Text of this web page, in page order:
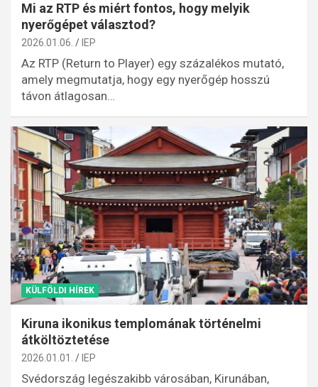
Mi az RTP és miért fontos, hogy melyik
nyerőgépet választod?
2026.01.06. IEP
Az RTP (Return to Player) egy százalékos mutató,
amely megmutatja, hogy egy nyerőgép hosszú
távon átlagosan…
KÜLFÖLDI HÍREK
Kiruna ikonikus templomának történelmi
átköltöztetése
2026.01.01. IEP
Svédország legészakibb városában, Kirunában,